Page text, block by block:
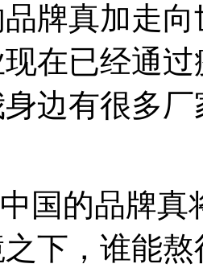
牌真加走
在已经通
边有很多
国的品牌真
下，谁能